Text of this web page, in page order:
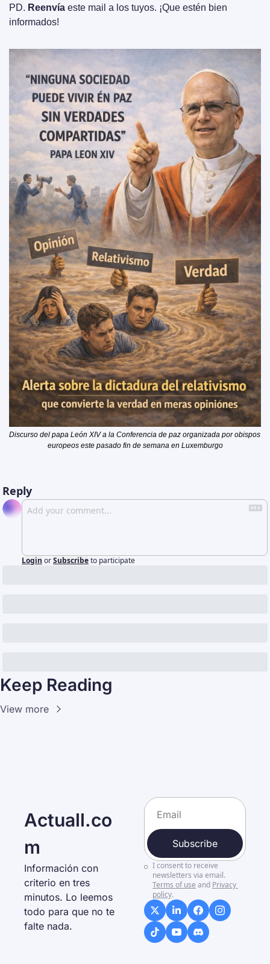
PD. Reenvía este mail a los tuyos. ¡Que estén bien
informados!
Discurso del papa León XIV a la Conferencia de paz organizada por obispos
europeos este pasado fin de semana en Luxemburgo
Reply
Login orSubscribeto participate
Keep Reading
View more
Actuall.co
m
Información con
criterio en tres
minutos. Lo leemos
todo para que no te
falte nada.
Subscribe
I consent to receive
newsletters via email.
Terms of use and Privacy
policy.